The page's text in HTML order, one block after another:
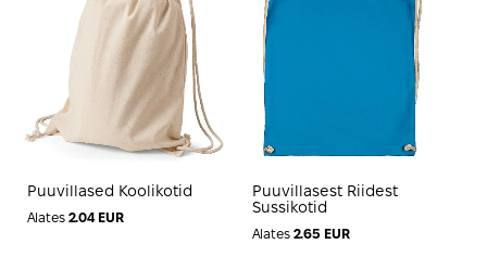
Puuvillased Koolikotid
Alates 2.04 EUR
Puuvillasest Riidest
Sussikotid
Alates 2.65 EUR